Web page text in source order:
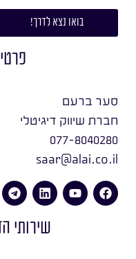
בואו נצא לדרך!
סער ברעם
חברת שיווק דיגיטלי
077-8040280
saar@alai.co.il
שירותי